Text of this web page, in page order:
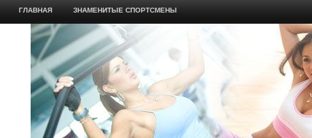
ГЛАВНАЯ ЗНАМЕНИТЫЕ СПОРТСМЕНЫ